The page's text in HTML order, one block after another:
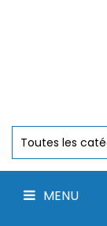
MENU
Accus